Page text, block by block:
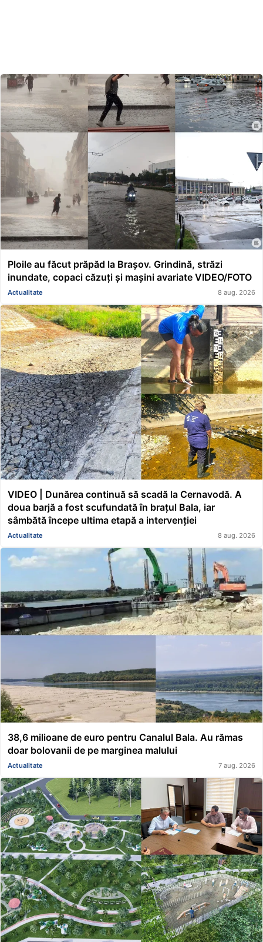
Ploile au făcut prăpăd la Brașov. Grindină, străzi
inundate, copaci căzuți și mașini avariate VIDEO/FOTO
Actualitate 8 aug. 2026
VIDEO | Dunărea continuă să scadă la Cernavodă. A
doua barjă a fost scufundată în brațul Bala, iar
sâmbătă începe ultima etapă a intervenției
Actualitate 8 aug. 2026
38,6 milioane de euro pentru Canalul Bala. Au rămas
doar bolovanii de pe marginea malului
Actualitate 7 aug. 2026